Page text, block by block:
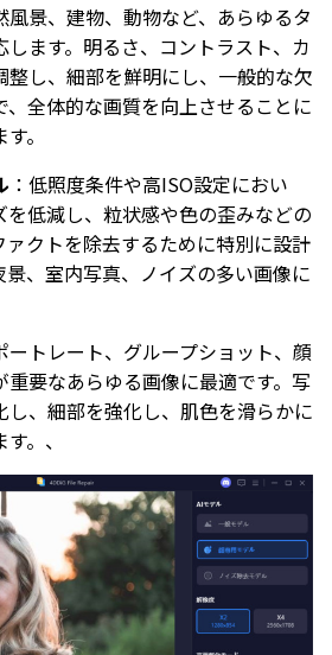
風景、建物、動物など、あらゆるタ
します。明るさ、コントラスト、カ
整し、細部を鮮明にし、一般的な欠
、全体的な画質を向上させることに
。
：低照度条件や高ISO設定におい
を低減し、粒状感や色の歪みなどの
ァクトを除去するために特別に設計
景、室内写真、ノイズの多い画像に
ートレート、グループショット、顔
重要なあらゆる画像に最適です。写
し、細部を強化し、肌色を滑らかに
。、